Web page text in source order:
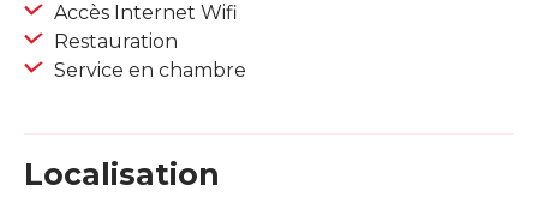
Accès Internet Wifi
Restauration
Service en chambre
Localisation